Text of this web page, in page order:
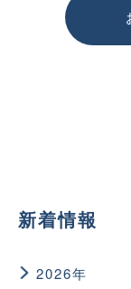
新着情報
2026年